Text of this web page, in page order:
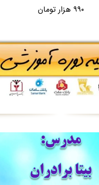
۹۹۰ هزار تومان